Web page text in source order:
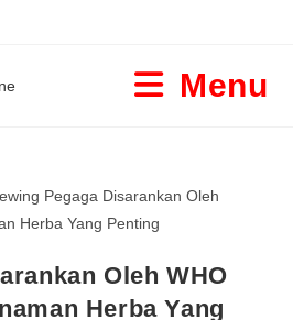
Menu
Oleh WHO
Herba Yang